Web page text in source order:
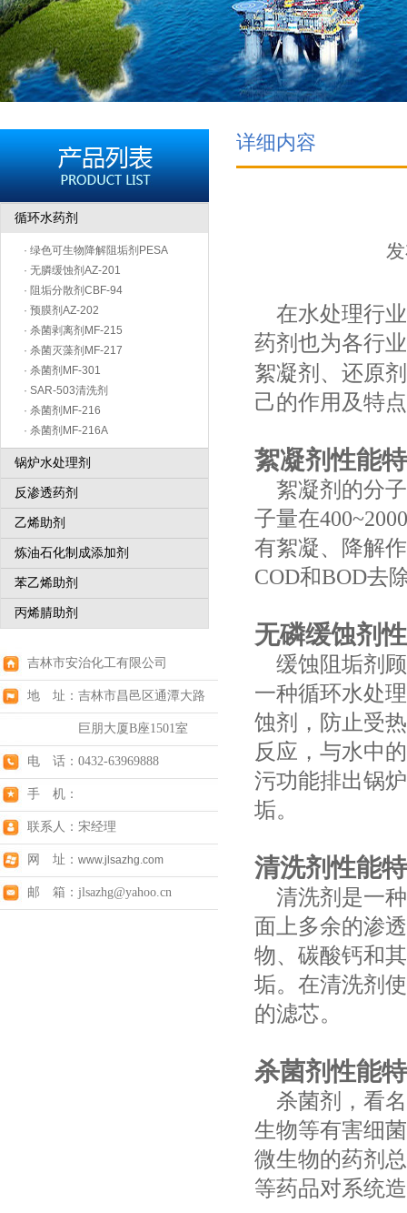
循环水药剂
· 绿色可生物降解阻垢剂PESA
· 无膦缓蚀剂AZ-201
· 阻垢分散剂CBF-94
· 预膜剂AZ-202
· 杀菌剥离剂MF-215
· 杀菌灭藻剂MF-217
· 杀菌剂MF-301
· SAR-503清洗剂
· 杀菌剂MF-216
· 杀菌剂MF-216A
锅炉水处理剂
反渗透药剂
乙烯助剂
炼油石化制成添加剂
苯乙烯助剂
丙烯腈助剂
吉林市安治化工有限公司
地 址：吉林市昌邑区通潭大路
巨朋大厦B座1501室
电 话：0432-63969888
手 机：
联系人：宋经理
网 址： www.jlsazhg.com
邮 箱：jlsazhg@yahoo.cn
详细内容
在水处理行业
药剂也为各行
絮凝剂、还原
己的作用及特
絮凝剂性能
絮凝剂的分子
子量在
有絮凝、降解
COD和BOD去
无磷缓蚀剂
缓蚀阻垢剂顾
一种循环水处
蚀剂，防止受
反应，与水中
污功能排出锅
垢。
清洗剂性能
清洗剂是一种
面上多余的渗
物、碳酸钙和
垢。在清洗剂
的滤芯。
杀菌剂性能
杀菌剂，看名
生物等有害细
微生物的药剂
等药品对系统